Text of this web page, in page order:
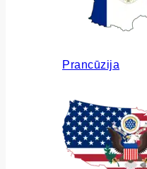
Prancūzija